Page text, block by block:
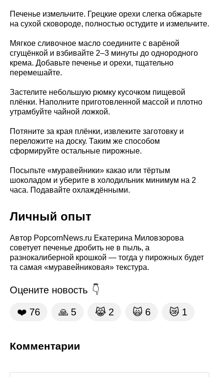
Печенье измельчите. Грецкие орехи слегка обжарьте
на сухой сковороде, полностью остудите и измельчите.
Мягкое сливочное масло соедините с варёной
сгущёнкой и взбивайте 2–3 минуты до однородного
крема. Добавьте печенье и орехи, тщательно
перемешайте.
Застелите небольшую рюмку кусочком пищевой
плёнки. Наполните приготовленной массой и плотно
утрамбуйте чайной ложкой.
Потяните за края плёнки, извлеките заготовку и
переложите на доску. Таким же способом
сформируйте остальные пирожные.
Посыпьте «муравейники» какао или тёртым
шоколадом и уберите в холодильник минимум на 2
часа. Подавайте охлаждёнными.
Личный опыт
Автор PopcornNews.ru Екатерина Миловзорова
советует печенье дробить не в пыль, а
разнокалиберной крошкой — тогда у пирожных будет
та самая «муравейниковая» текстура.
Оцените новость
❤️ 76 🙏 5 😹 2 🙀 6 😿 1
Комментарии